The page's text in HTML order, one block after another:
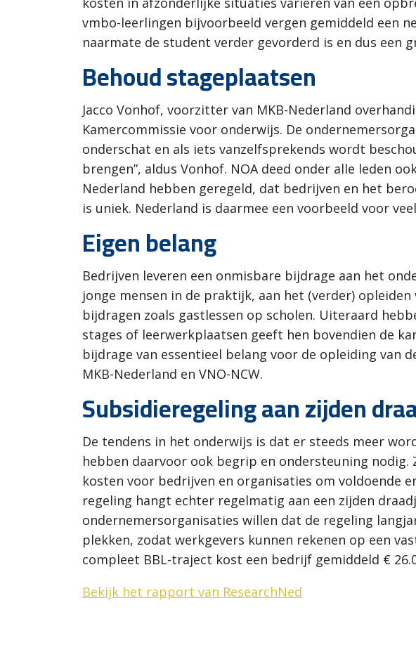
vmbo-leerlingen bijvoorbeeld vergen gemiddeld een
naarmate de student verder gevorderd is en dus een
Behoud stageplaatsen
Jacco Vonhof, voorzitter van MKB-Nederland
Kamercommissie voor onderwijs. De
onderschat en als iets vanzelfsprekends wordt
brengen”, aldus Vonhof. NOA deed onder alle leden
Nederland hebben geregeld, dat bedrijven en het
is uniek. Nederland is daarmee een voorbeeld voor
Eigen belang
Bedrijven leveren een onmisbare bijdrage aan het
jonge mensen in de praktijk, aan het (verder)
bijdragen zoals gastlessen op scholen. Uiteraard
stages of leerwerkplaatsen geeft hen bovendien de
bijdrage van essentieel belang voor de opleiding van
MKB-Nederland en VNO-NCW.
Subsidieregeling aan zijden
De tendens in het onderwijs is dat er steeds meer
hebben daarvoor ook begrip en ondersteuning
kosten voor bedrijven en organisaties om voldoende
regeling hangt echter regelmatig aan een zijden
ondernemersorganisaties willen dat de regeling
plekken, zodat werkgevers kunnen rekenen op een
compleet BBL-traject kost een bedrijf gemiddeld €
Bekijk het rapport van ResearchNed